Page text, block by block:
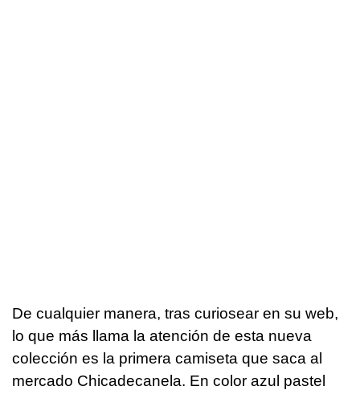
De cualquier manera, tras curiosear en su web,
lo que más llama la atención de esta nueva
colección es la primera camiseta que saca al
mercado Chicadecanela. En color azul pastel